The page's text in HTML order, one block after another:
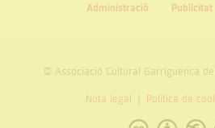
Administració Publicitat
© Associació Cultural Garriguenca de
Nota legal Politica de